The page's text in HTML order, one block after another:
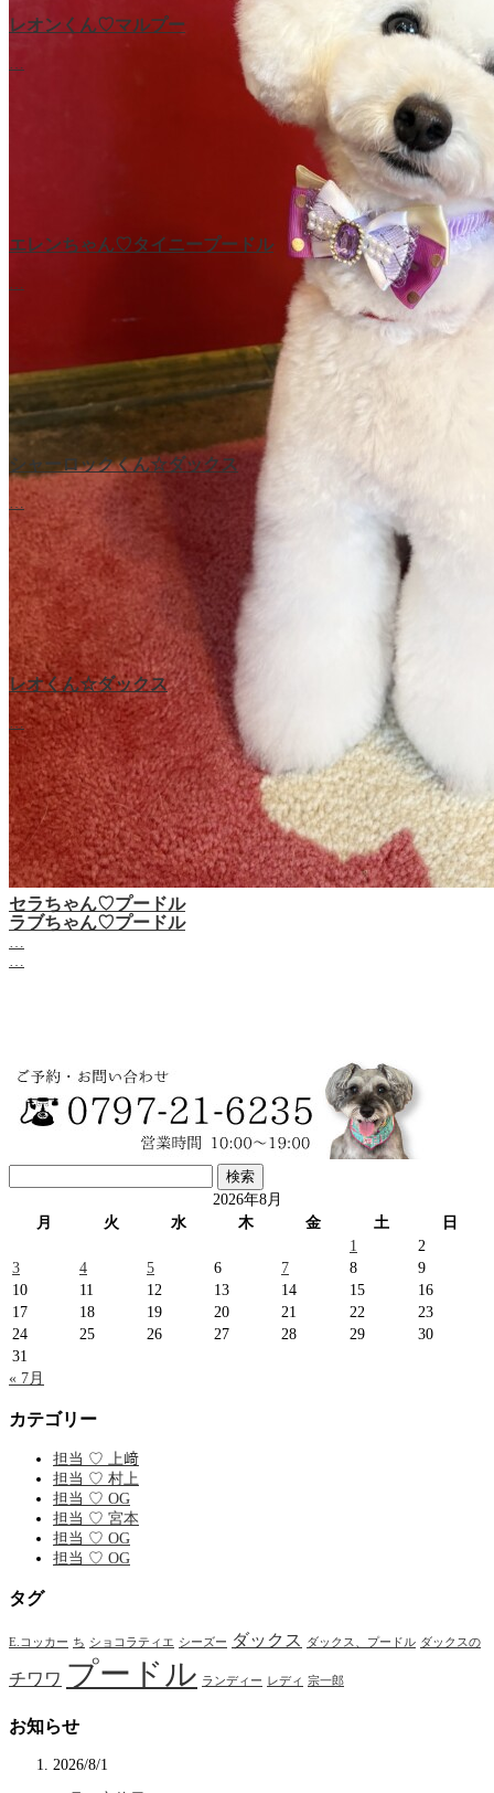
ラブちゃん♡プードル
レオンくん♡マルプー
エレンちゃん♡タイニープードル
シャーロックくん☆ダックス
レオくん☆ダックス
…
セラちゃん♡プードル
索:
2026年8月
月
火 水 木 金 土
日
1
2
3
4 5 6 7 8
9
10
11 12 13 14 15
16
17
18 19 20 21 22
23
24
25 26 27 28 29
30
31
« 7月
カテゴリー
担当 ♡ 上﨑
担当 ♡ 村上
担当 ♡ OG
担当 ♡ 宮本
担当 ♡ OG
担当 ♡ OG
タグ
E.コッカー ち ショコラティエ シーズー ダックス ダックス、プードル ダックスの
チワワ プードル ランディー レディ 宗一郎
お知らせ
2026/8/1